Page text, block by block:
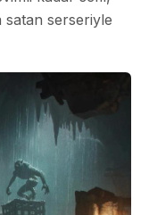
satan serseriyle